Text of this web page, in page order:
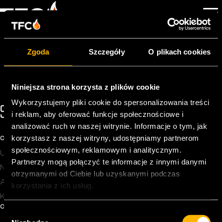
Zgoda Szczegóły O plikach cookies
Niniejsza strona korzysta z plików cookie
Wykorzystujemy pliki cookie do spersonalizowania treści
i reklam, aby oferować funkcje społecznościowe i
analizować ruch w naszej witrynie. Informacje o tym, jak
korzystasz z naszej witryny, udostępniamy partnerom
społecznościowym, reklamowym i analitycznym.
Partnerzy mogą połączyć te informacje z innymi danymi
otrzymanymi od Ciebie lub uzyskanymi podczas
korzystania z ich usług.
AFSTUDEERDERS
GEZOCHT
SKONTAKTUJ SIĘ Z NAMI!
INFO@TFC-POWER.COM
+31 74 2783966
O TFC
Usługi
News
About Us
Kontakt
OBSERWUJ NAS